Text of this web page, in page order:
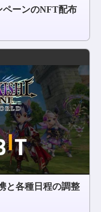
ペーンのNFT配布
と各種日程の調整